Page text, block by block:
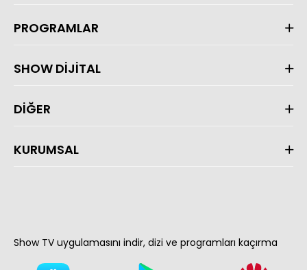
PROGRAMLAR
SHOW DİJİTAL
DİĞER
KURUMSAL
Show TV uygulamasını indir, dizi ve programları kaçırma